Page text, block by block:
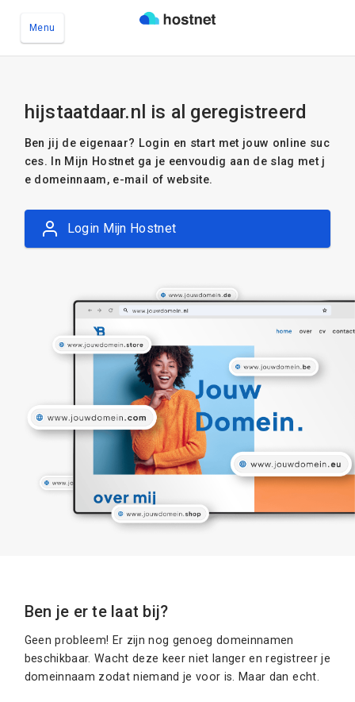
Menu
hijstaatdaar.nl is al geregistreerd
Ben jij de eigenaar? Login en start met jouw online suc
ces. In Mijn Hostnet ga je eenvoudig aan de slag met j
e domeinnaam, e-mail of website.
Login Mijn Hostnet
Ben je er te laat bij?
Geen probleem! Er zijn nog genoeg domeinnamen
beschikbaar. Wacht deze keer niet langer en registreer je
domeinnaam zodat niemand je voor is. Maar dan echt.